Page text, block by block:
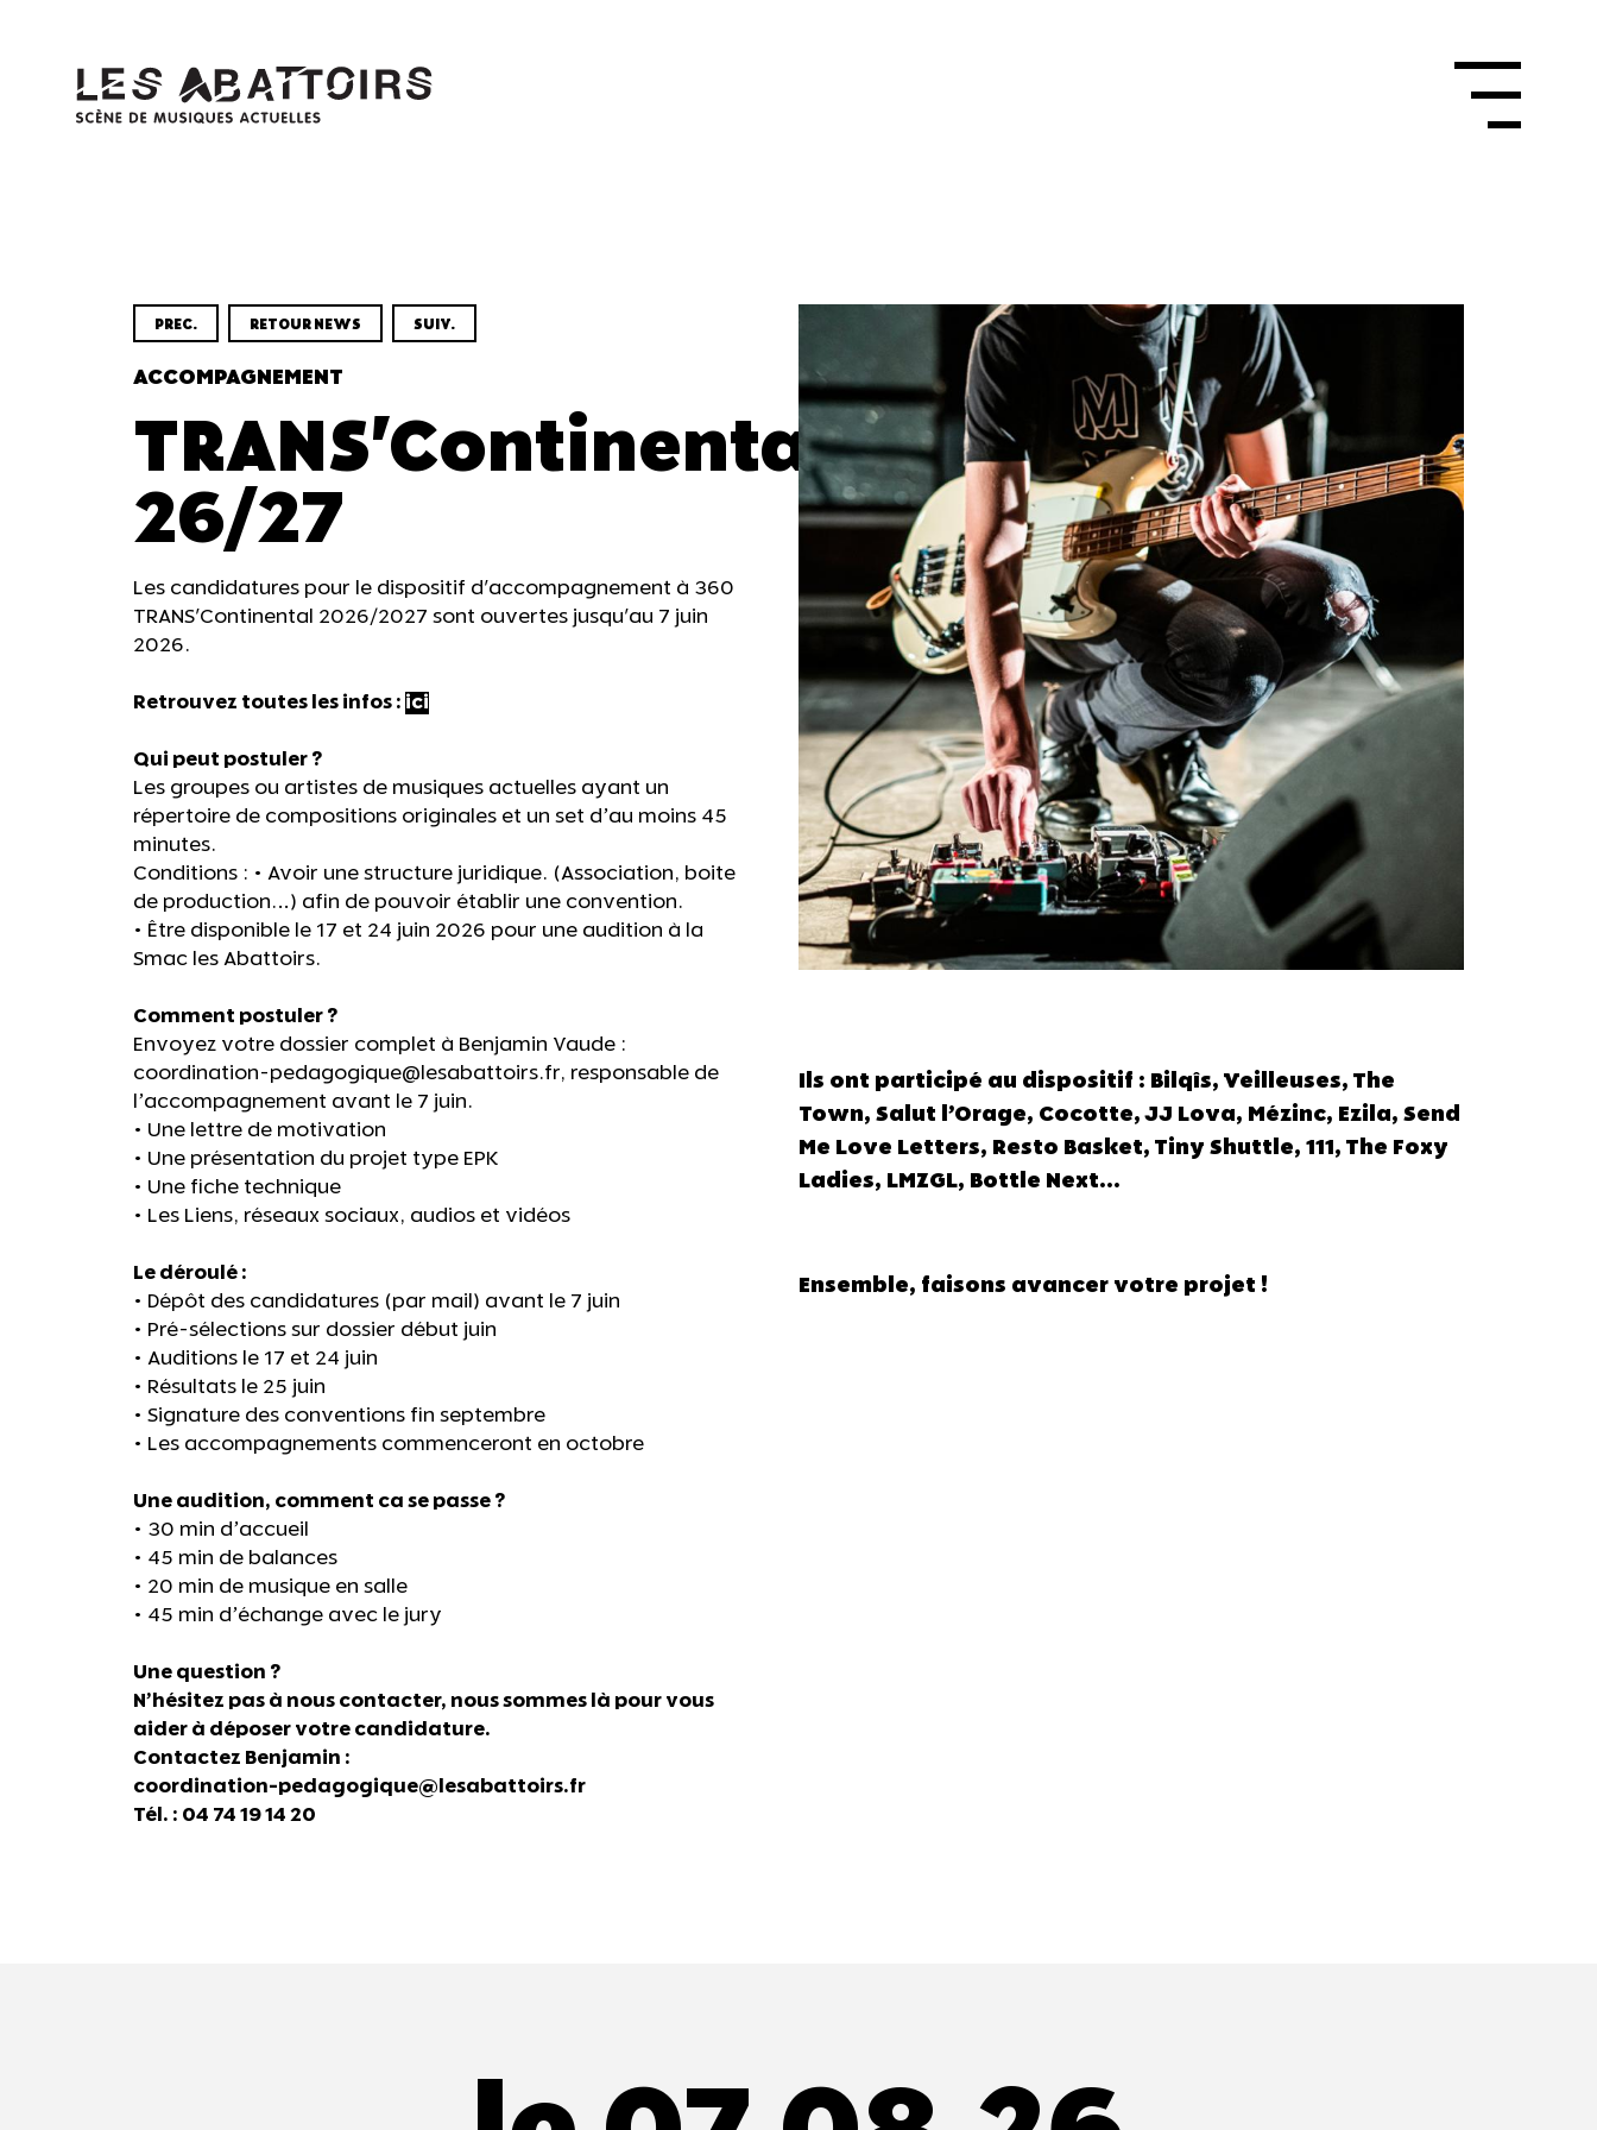
PREC. RETOUR NEWS SUIV.
ACCOMPAGNEMENT
TRANS'Continental
26/27
Les candidatures pour le dispositif d'accompagnement à 360
TRANS'Continental 2026/2027 sont ouvertes jusqu'au 7 juin
2026.
Retrouvez toutes les infos : ici
Qui peut postuler ?
Les groupes ou artistes de musiques actuelles ayant un
répertoire de compositions originales et un set d’au moins 45
minutes.
Conditions : • Avoir une structure juridique. (Association, boite
de production…) afin de pouvoir établir une convention.
• Être disponible le 17 et 24 juin 2026 pour une audition à la
Smac les Abattoirs.
Comment postuler ?
Envoyez votre dossier complet à Benjamin Vaude :
coordination-pedagogique@lesabattoirs.fr, responsable de
l’accompagnement avant le 7 juin.
• Une lettre de motivation
• Une présentation du projet type EPK
• Une fiche technique
• Les Liens, réseaux sociaux, audios et vidéos
Le déroulé :
• Dépôt des candidatures (par mail) avant le 7 juin
• Pré-sélections sur dossier début juin
• Auditions le 17 et 24 juin
• Résultats le 25 juin
• Signature des conventions fin septembre
• Les accompagnements commenceront en octobre
Une audition, comment ca se passe ?
• 30 min d’accueil
• 45 min de balances
• 20 min de musique en salle
• 45 min d’échange avec le jury
Une question ?
N’hésitez pas à nous contacter, nous sommes là pour vous
aider à déposer votre candidature.
Contactez Benjamin :
coordination-pedagogique@lesabattoirs.fr
Tél. : 04 74 19 14 20
Ils ont participé au dispositif : Bilqîs, Veilleuses, The
Town, Salut l’Orage, Cocotte, JJ Lova, Mézinc, Ezila, Send
Me Love Letters, Resto Basket, Tiny Shuttle, 111, The Foxy
Ladies, LMZGL, Bottle Next...
Ensemble, faisons avancer votre projet !